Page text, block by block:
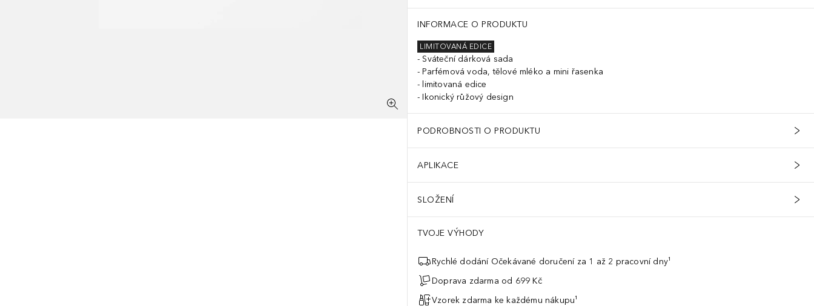
INFORMACE O PRODUKTU
LIMITOVANÁ EDICE
Sváteční dárková sada
Parfémová voda, tělové mléko a mini řasenka
limitovaná edice
Ikonický růžový design
PODROBNOSTI O PRODUKTU
APLIKACE
SLOŽENÍ
TVOJE VÝHODY
Rychlé dodání Očekávané doručení za 1 až 2 pracovní dny¹
Doprava zdarma od 699 Kč
Vzorek zdarma ke každému nákupu¹